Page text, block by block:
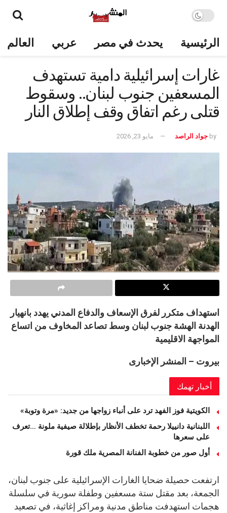
الرئيسية يحدث في مصر عربي العالم
غارات إسرائيلية دامية تستهدف
المسعفين جنوب لبنان.. وسقوط
قتلى رغم اتفاق وقف إطلاق النار
by جواد الراصد مايو 23, 2026
استهداف متكرر لفرق الإسعاف والدفاع المدني يهدد بانهيار
الهدنة الهشة جنوب لبنان وسط تصاعد المخاوف من اتساع
المواجهة الاقليمية
بيروت – المنشر الإخبارى
أخبار تهمك
الكويتية فوز الفهد ترد على أنباء زواجها من جديد: «مرة وتوبة» ‏
اللبنانية دانييلا رحمة تخطف الأنظار بإطلالة صيفية ملونة …تعرف
على سعرها
أول صور من خطوبة الفنانة المصرية ملك قورة
ارتفعت حصيلة ضحايا الغارات الإسرائيلية على جنوب لبنان،
الجمعة، بعد مقتل ستة مسعفين وطفلة سورية في سلسلة
هجمات استهدفت مناطق مدنية ومراكز إغاثية، في تصعيد